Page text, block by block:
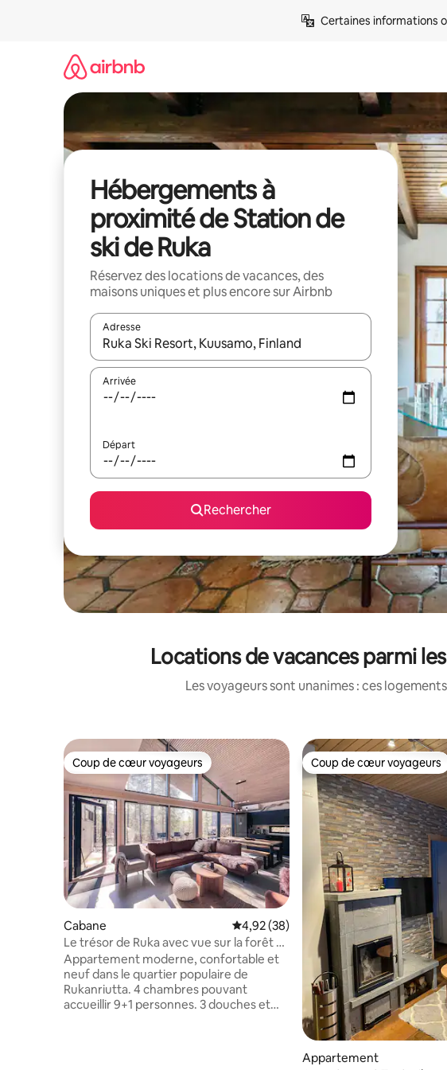
Certaines informations
Hébergements à
proximité de Station de
ski de Ruka
Réservez des locations de vacances, des
maisons uniques et plus encore sur Airbnb
Adresse
Lorsque les résultats s'affichent, utilisez les flèches vers le haut et
Arrivée
Départ
Rechercher
Locations de vacances parmi
Les voyageurs sont unanimes : ces
Coup de cœur voyageurs
Coup de cœur voyageurs
Cabane Évaluation moyenne sur la base de 38
4,92 (38)
Le trésor de Ruka avec vue sur la forêt +
2 billets de remontées mécaniques
Appartement moderne, confortable et
neuf dans le quartier populaire de
Rukanriutta. 4 chambres pouvant
accueillir 9+1 personnes. 3 douches et
Coup de cœur voyageurs
Coup de cœur voyageurs
Appartement